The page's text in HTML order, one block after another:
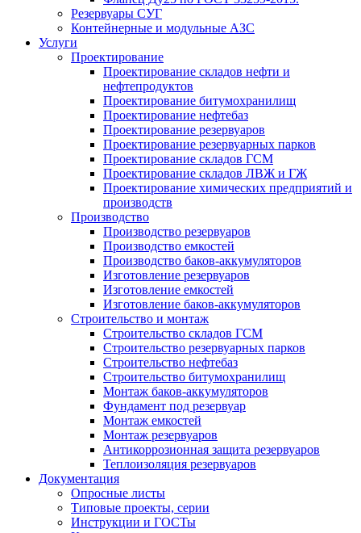
Резервуары СУГ
Контейнерные и модульные АЗС
Услуги
Проектирование
Проектирование складов нефти и
нефтепродуктов
Проектирование битумохранилищ
Проектирование нефтебаз
Проектирование резервуаров
Проектирование резервуарных парков
Проектирование складов ГСМ
Проектирование складов ЛВЖ и ГЖ
Проектирование химических предприятий и
производств
Производство
Производство резервуаров
Производство емкостей
Производство баков-аккумуляторов
Изготовление резервуаров
Изготовление емкостей
Изготовление баков-аккумуляторов
Строительство и монтаж
Строительство складов ГСМ
Строительство резервуарных парков
Строительство нефтебаз
Строительство битумохранилищ
Монтаж баков-аккумуляторов
Фундамент под резервуар
Монтаж емкостей
Монтаж резервуаров
Антикоррозионная защита резервуаров
Теплоизоляция резервуаров
Документация
Опросные листы
Типовые проекты, серии
Инструкции и ГОСТы